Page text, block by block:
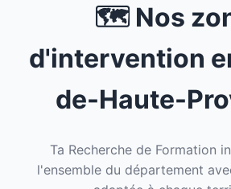
🗺️ Nos
d'intervention
de-Haute-
Ta Recherche de Formation
l'ensemble du département